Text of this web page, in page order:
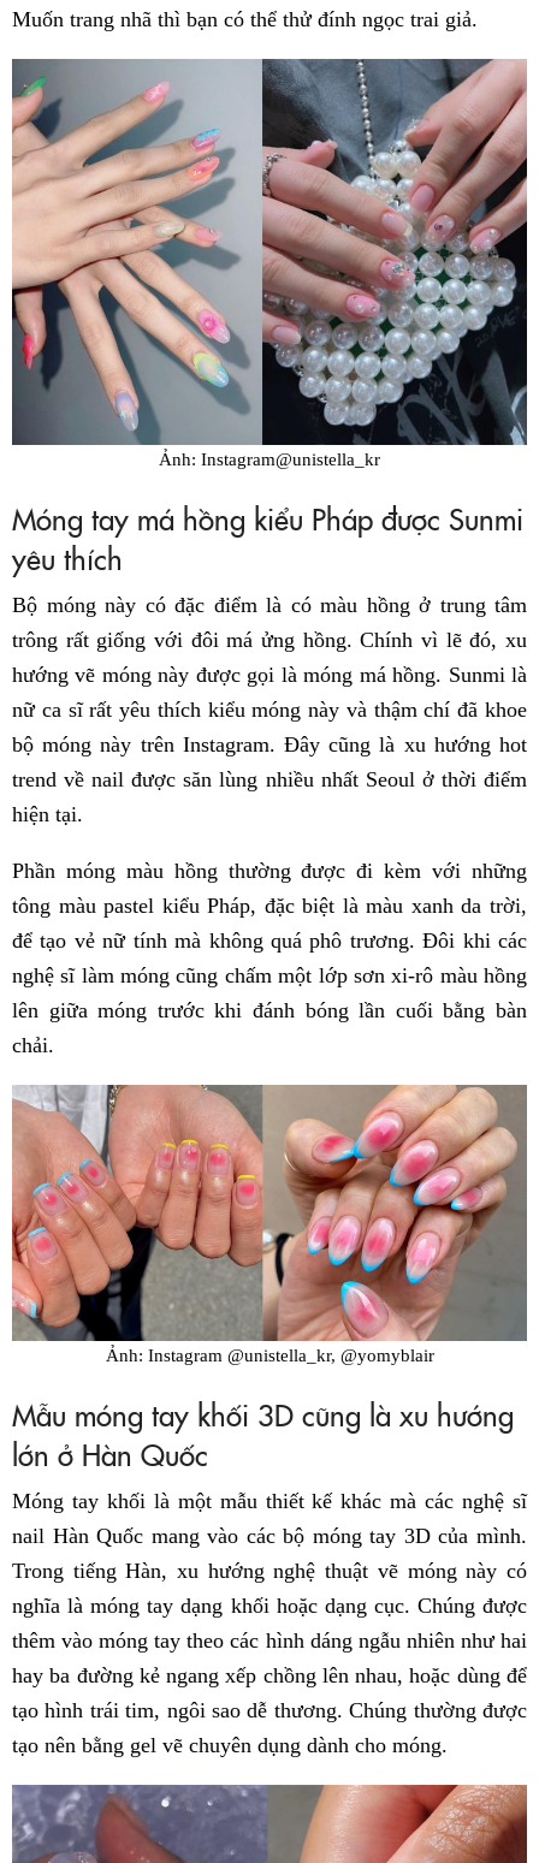
Muốn trang nhã thì bạn có thể thử đính ngọc trai giả.
Ảnh: Instagram@unistella_kr
Móng tay má hồng kiểu Pháp được Sunmi
yêu thích
Bộ móng này có đặc điểm là có màu hồng ở trung tâm
trông rất giống với đôi má ửng hồng. Chính vì lẽ đó, xu
hướng vẽ móng này được gọi là móng má hồng. Sunmi là
nữ ca sĩ rất yêu thích kiểu móng này và thậm chí đã khoe
bộ móng này trên Instagram. Đây cũng là xu hướng hot
trend về nail được săn lùng nhiều nhất Seoul ở thời điểm
hiện tại.
Phần móng màu hồng thường được đi kèm với những
tông màu pastel kiểu Pháp, đặc biệt là màu xanh da trời,
để tạo vẻ nữ tính mà không quá phô trương. Đôi khi các
nghệ sĩ làm móng cũng chấm một lớp sơn xi-rô màu hồng
lên giữa móng trước khi đánh bóng lần cuối bằng bàn
chải.
Ảnh: Instagram @unistella_kr, @yomyblair
Mẫu móng tay khối 3D cũng là xu hướng
lớn ở Hàn Quốc
Móng tay khối là một mẫu thiết kế khác mà các nghệ sĩ
nail Hàn Quốc mang vào các bộ móng tay 3D của mình.
Trong tiếng Hàn, xu hướng nghệ thuật vẽ móng này có
nghĩa là móng tay dạng khối hoặc dạng cục. Chúng được
thêm vào móng tay theo các hình dáng ngẫu nhiên nhưhai
hay ba đường kẻ ngang xếp chồng lên nhau, hoặc dùng để
tạo hình trái tim, ngôi sao dễ thương. Chúng thường được
tạo nên bằng gel vẽ chuyên dụng dành cho móng.